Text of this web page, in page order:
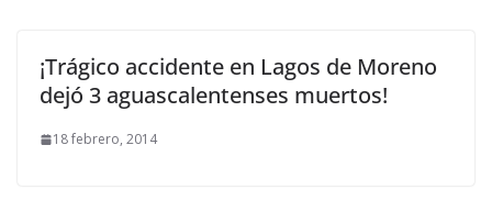
¡Trágico accidente en Lagos de Moreno
dejó 3 aguascalentenses muertos!
18 febrero, 2014